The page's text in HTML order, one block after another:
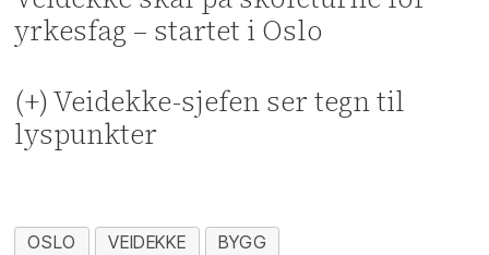
yrkesfag – startet i Oslo
(+) Veidekke-sjefen ser tegn til
lyspunkter
OSLO VEIDEKKE BYGG